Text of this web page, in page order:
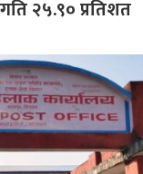
२५.९० प्रतिशत